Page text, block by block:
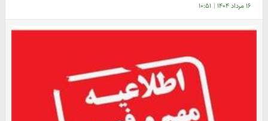
۱۶ مرداد ۱۴۰۴ | ۱۰:۵۱